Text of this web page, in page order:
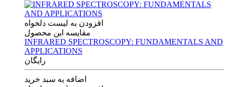
افزودن به لیست دلخواه
مقایسه این محصول
INFRARED SPECTROSCOPY: FUNDAMENTALS AND
APPLICATIONS
رایگان
اضافه به سبد خرید